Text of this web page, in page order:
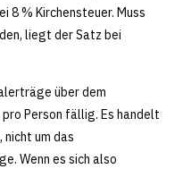
8 % Kirchensteuer. Muss
liegt der Satz bei
über dem
Person fällig. Es handelt
um das
Wenn es sich also